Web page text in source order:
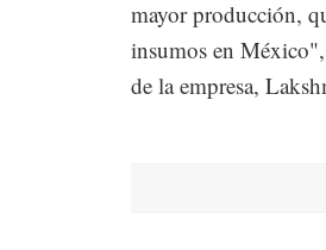
mayor producción,
insumos en
de la empresa,